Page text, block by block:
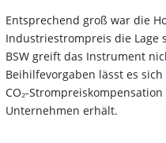
Entsprechend groß war die
Industriestrompreis die Lage
BSW greift das Instrument
Beihilfevorgaben lässt es
CO₂-
Unternehmen erhält.